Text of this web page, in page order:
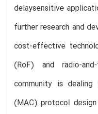
delaysensitive
further research and
cost-effective
(RoF) and radio-
community is
(MAC) protocol